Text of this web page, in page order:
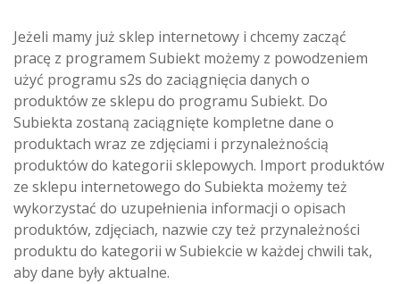
Jeżeli mamy już sklep internetowy i chcemy zacząć
pracę z programem Subiekt możemy z powodzeniem
użyć programu s2s do zaciągnięcia danych o
produktów ze sklepu do programu Subiekt. Do
Subiekta zostaną zaciągnięte kompletne dane o
produktach wraz ze zdjęciami i przynależnością
produktów do kategorii sklepowych. Import produktów
ze sklepu internetowego do Subiekta możemy też
wykorzystać do uzupełnienia informacji o opisach
produktów, zdjęciach, nazwie czy też przynależności
produktu do kategorii w Subiekcie w każdej chwili tak,
aby dane były aktualne.